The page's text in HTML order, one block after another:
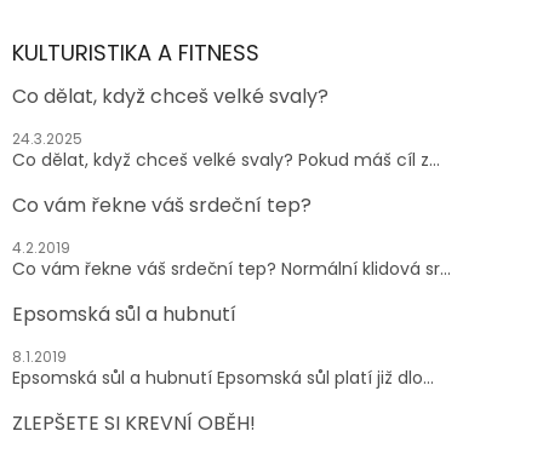
aKULTURISTIKA A FITNESS
Co dělat, když chceš velké svaly?
24.3.2025
Co dělat, když chceš velké svaly? Pokud máš cíl z...
Co vám řekne váš srdeční tep?
4.2.2019
Co vám řekne váš srdeční tep? Normální klidová sr...
Epsomská sůl a hubnutí
8.1.2019
Epsomská sůl a hubnutí Epsomská sůl platí již dlo...
ZLEPŠETE SI KREVNÍ OBĚH!